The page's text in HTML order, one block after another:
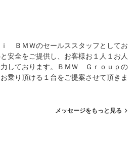
ＢＭＷのセールススタッフとしてお
安全をご提供し、お客様お１人１お人
しております。ＢＭＷ Ｇｒｏｕｐの
乗り頂ける１台をご提案させて頂きま
メッセージをもっと見る